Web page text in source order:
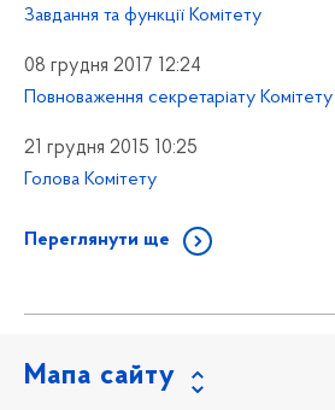
Завдання та функції Комітету
08 грудня 2017 12:24
Повноваження секретаріату Комітету
21 грудня 2015 10:25
Голова Комітету
Переглянути ще
Мапа сайту